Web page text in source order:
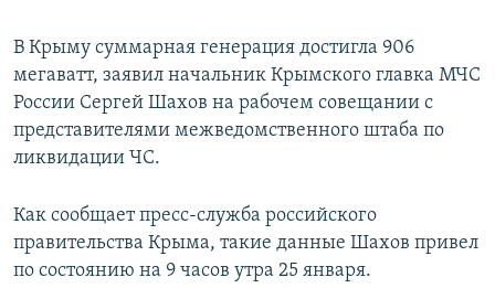
В Крыму суммарная генерация достигла 906
мегаватт, заявил начальник Крымского главка МЧС
России Сергей Шахов на рабочем совещании с
представителями межведомственного штаба по
ликвидации ЧС.
Как сообщает пресс-служба российского
правительства Крыма, такие данные Шахов привел
по состоянию на 9 часов утра 25 января.